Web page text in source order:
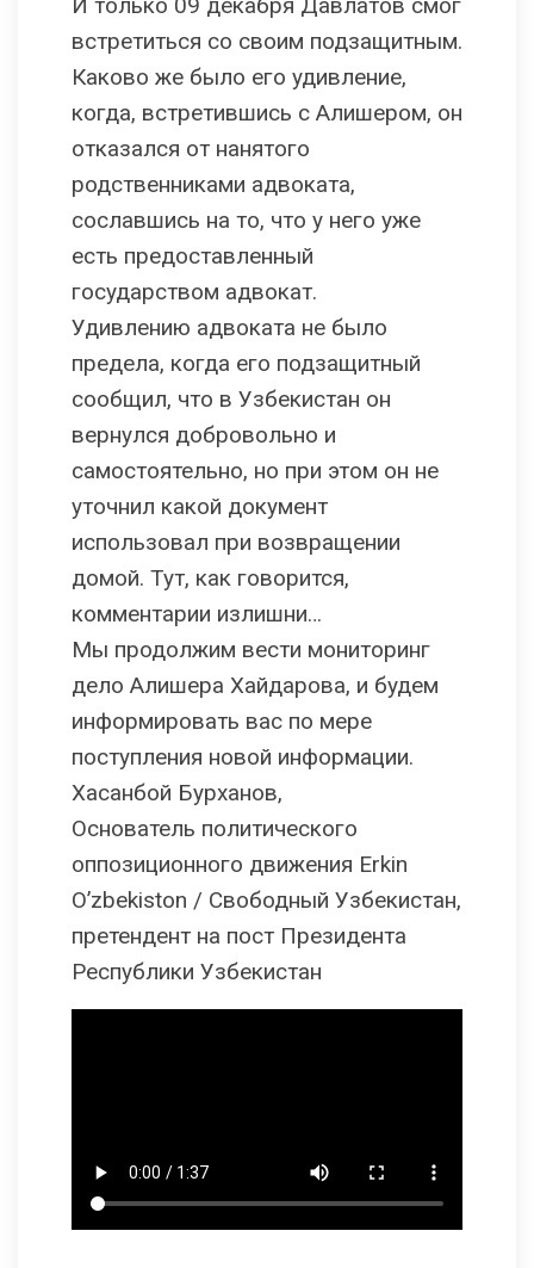
И только 09 декабря Давлатов смог
встретиться со своим подзащитным.
Каково же было его удивление,
когда, встретившись с Алишером, он
отказался от нанятого
родственниками адвоката,
сославшись на то, что у него уже
есть предоставленный
государством адвокат.
Удивлению адвоката не было
предела, когда его подзащитный
сообщил, что в Узбекистан он
вернулся добровольно и
самостоятельно, но при этом он не
уточнил какой документ
использовал при возвращении
домой. Тут, как говорится,
комментарии излишни…
Мы продолжим вести мониторинг
дело Алишера Хайдарова, и будем
информировать вас по мере
поступления новой информации.
Хасанбой Бурханов,
Основатель политического
оппозиционного движения Erkin
O’zbekiston / Свободный Узбекистан,
претендент на пост Президента
Республики Узбекистан